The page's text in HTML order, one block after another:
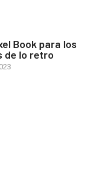
Book para los
de lo retro